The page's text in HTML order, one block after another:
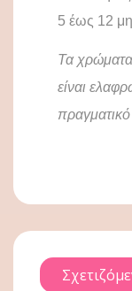
5 έως 12
Τα χρώματα
είναι